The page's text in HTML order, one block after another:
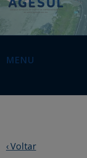
MENU
‹ Voltar